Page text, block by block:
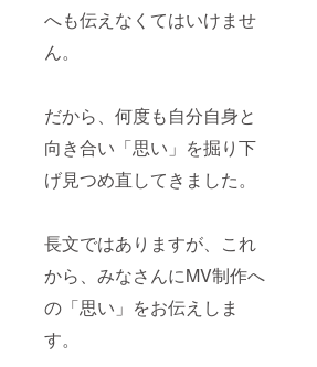
へも伝えなくてはいけませ
ん。
だから、何度も自分自身と
向き合い「思い」を掘り下
げ見つめ直してきました。
長文ではありますが、これ
から、みなさんにMV制作へ
の「思い」をお伝えしま
す。